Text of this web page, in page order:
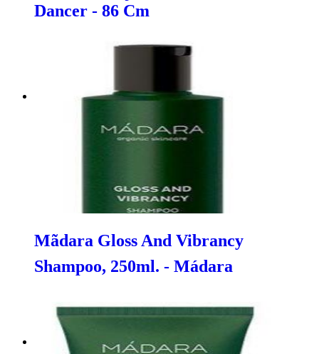
Dancer - 86 Cm
Mãdara Gloss And Vibrancy
Shampoo, 250ml. - Mádara